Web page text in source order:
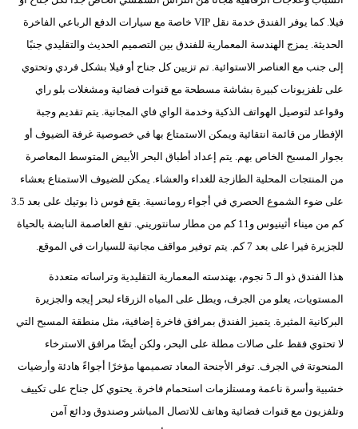
فيلا. كما يوفر الفندق خدمة نقل VIP خاصة مع سيارات الدفع الرباعي الفاخرة
الحديثة. يمزج الهندسة المعمارية للفندق بين التصميم الحديث والتقليدي جنبًا
إلى جنب مع العناصر الاستوائية. تم تزيين كل جناح أو فيلا بشكل فردي وتحتوي
على تلفزيونات كبيرة بشاشة مسطحة مع قنوات فضائية ومشغلات بلو راي
وقواعد لتوصيل الهواتف الذكية وخدمة الواي فاي المجانية. يتم تقديم وجبة
الإفطار من قائمة انتقائية ويمكن الاستمتاع بها في خصوصية غرفة الضيوف أو
بجوار المسبح الخاص بهم. يتم إعداد أطباق البحر الأبيض المتوسط المعاصرة
من المنتجات المحلية الطازجة للغداء والعشاء. يمكن للضيوف الاستمتاع بعشاء
على ضوء الشموع الحصري في أجواء رومانسية. يقع فوس ذا بوتيك على بعد 3.5
كم من ميناء أثينيوس و11 كم من مطار سانتوريني. تقع العاصمة النابضة بالحياة
للجزيرة فيرا على بعد 7 كم. يتم توفير مواقف مجانية للسيارات في الموقع.
هذا الفندق ذو الـ 5 نجوم، بهندسته المعمارية التقليدية وتراساته متعددة
المستويات، يعلو من الجرف، ويطل على المياه الزرقاء لبحر إيجه والجزيرة
البركانية المثيرة. يتميز الفندق بمرافق فاخرة إضافية، مثل منطقة المسبح التي
لا تحتوي فقط على صالات مطلة على البحر، ولكن أيضًا مرافق الاسترخاء
المنحوتة في الجرف. توفر الأجنحة المعاد تصميمها مؤخرًا أجواءً هادئة وأرضيات
خشبية وأسرة ناعمة ومستلزمات استحمام فاخرة. يحتوي كل جناح على تكييف
وتلفزيون مع قنوات فضائية وهاتف للاتصال المباشر وصندوق ودائع آمن